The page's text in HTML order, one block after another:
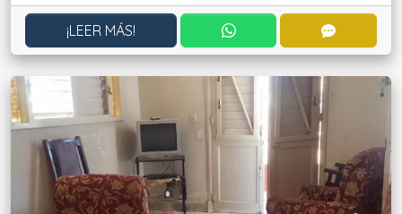
¡LEER MÁS! CONTACTAR POR